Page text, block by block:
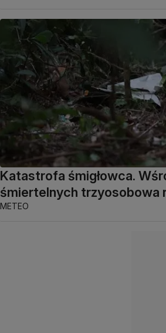
Katastrofa śmigłowca.
śmiertelnych trzyosobowa
METEO